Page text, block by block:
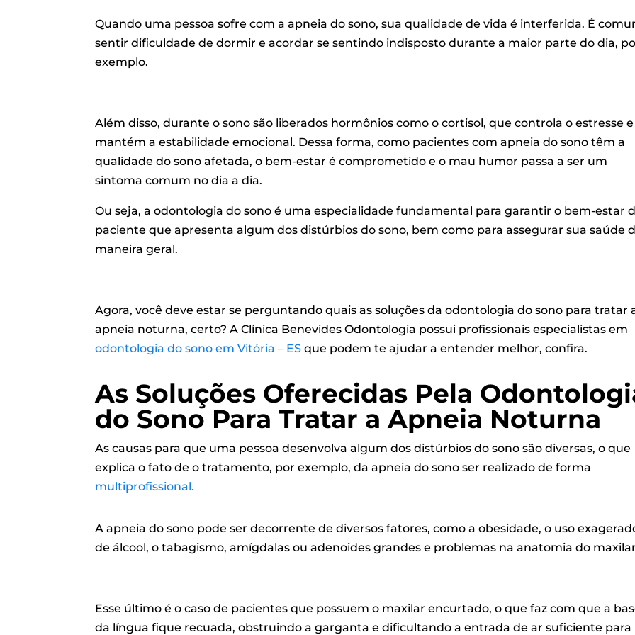
Quando uma pessoa sofre com a apneia do sono, sua qualidade de vida é interferida. É
sentir dificuldade de dormir e acordar se sentindo indisposto durante a maior parte do dia,
exemplo.
Além disso, durante o sono são liberados hormônios como o cortisol, que controla o estresse e
mantém a estabilidade emocional. Dessa forma, como pacientes com apneia do sono têm a
qualidade do sono afetada, o bem-estar é comprometido e o mau humor passa a ser um
sintoma comum no dia a dia.
Ou seja, a odontologia do sono é uma especialidade fundamental para garantir o bem-estar
paciente que apresenta algum dos distúrbios do sono, bem como para assegurar sua saúde
maneira geral.
Agora, você deve estar se perguntando quais as soluções da odontologia do sono para tratar
apneia noturna, certo? A Clínica Benevides Odontologia possui profissionais especialistas em
odontologia do sono em Vitória – ES que podem te ajudar a entender melhor, confira.
As Soluções Oferecidas Pela
do Sono Para Tratar a Apneia Noturna
As causas para que uma pessoa desenvolva algum dos distúrbios do sono são diversas, o que
explica o fato de o tratamento, por exemplo, da apneia do sono ser realizado de forma
multiprofissional.
A apneia do sono pode ser decorrente de diversos fatores, como a obesidade, o uso
de álcool, o tabagismo, amígdalas ouadenoides grandes e problemas na anatomia do
Esse último é o caso de pacientes que possuem o maxilar encurtado, o que faz com que a
da língua fique recuada, obstruindo a garganta e dificultando a entrada de ar suficiente para